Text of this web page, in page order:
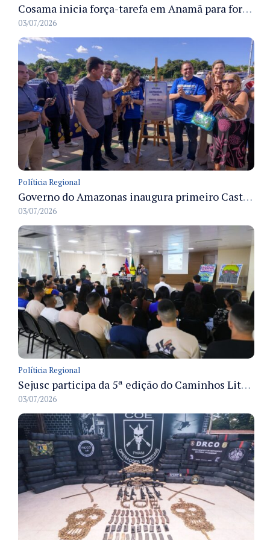
Cosama inicia força-tarefa em Anamã para fortalecer abastecimento de água e segurança hídrica da população
03/07/2026
Políticia Regional
Governo do Amazonas inaugura primeiro Castramóvel Fluvial para atendimento veterinário às comunidades ribeirinhas e castração gratuita
03/07/2026
Políticia Regional
Sejusc participa da 5ª edição do Caminhos Literários com foco na cultura hip-hop nas unidades socioeducativas
03/07/2026